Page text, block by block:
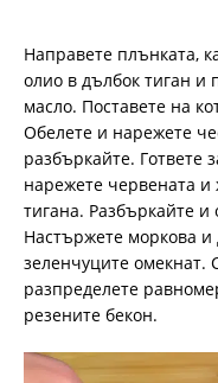
Направете плънката,
олио в дълбок тиган и
масло. Поставете на
Обелете и нарежете
разбъркайте. Гответе
нарежете червената
тигана. Разбъркайте и
Настържете моркова и
зеленчуците омекнат.
разпределете
резените бекон.